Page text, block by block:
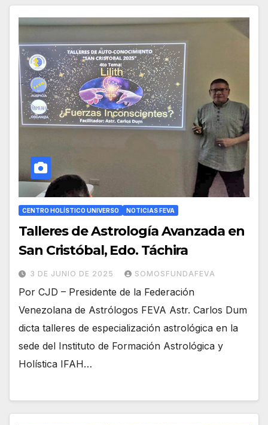
CENTRO HOLÍSTICO UNIVERSO NOTICIAS FEVA
Talleres de Astrología Avanzada en
San Cristóbal, Edo. Táchira
3 DE JUNIO DE 2025 SOMOSFUNDAFEVA
Por CJD – Presidente de la Federación
Venezolana de Astrólogos FEVA Astr. Carlos Dum
dicta talleres de especialización astrológica en la
sede del Instituto de Formación Astrológica y
Holística IFAH…